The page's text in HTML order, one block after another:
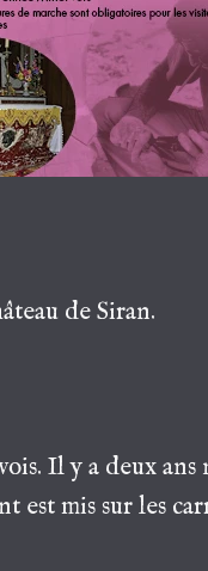
de Siran.
Il y a deux ans
est mis sur les